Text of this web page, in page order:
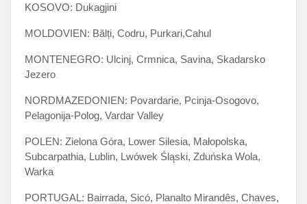
KOSOVO: Dukagjini
MOLDOVIEN: Bălți, Codru, Purkari,Cahul
MONTENEGRO: Ulcinj, Crmnica, Savina, Skadarsko
Jezero
NORDMAZEDONIEN: Povardarie, Pcinja-Osogovo,
Pelagonija-Polog, Vardar Valley
POLEN: Zielona Góra, Lower Silesia, Małopolska,
Subcarpathia, Lublin, Lwówek Śląski, Zduńska Wola,
Warka
PORTUGAL: Bairrada, Sicó, Planalto Mirandês, Chaves,